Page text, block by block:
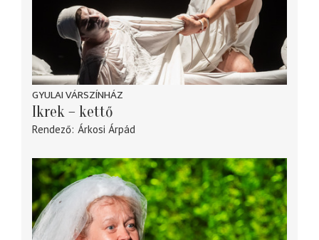
GYULAI VÁRSZÍNHÁZ
Ikrek – kettő
Rendező Árkosi Árpád